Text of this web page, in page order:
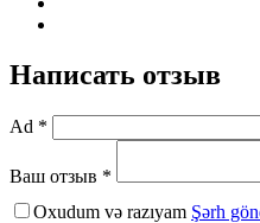
Написать отзыв
Ad *
Ваш отзыв *
Oxudum və razıyam Şərh